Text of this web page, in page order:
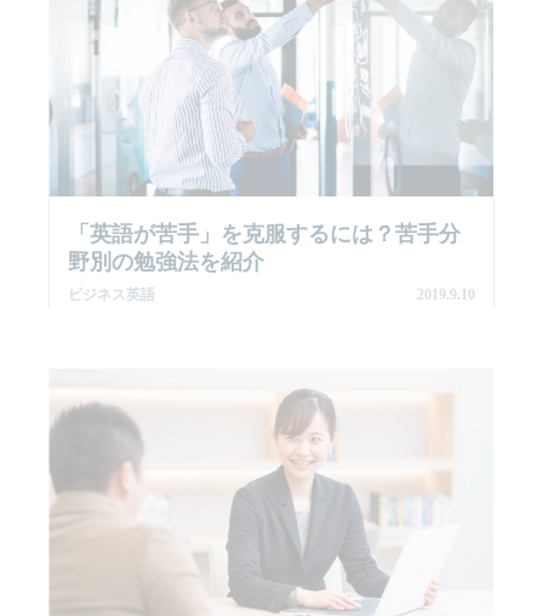
「英語が苦手」を克服するには？苦手分
野別の勉強法を紹介
ビジネス英語 2019.9.10